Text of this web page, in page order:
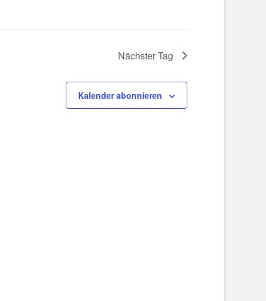
Nächster Tag
Kalender abonnieren